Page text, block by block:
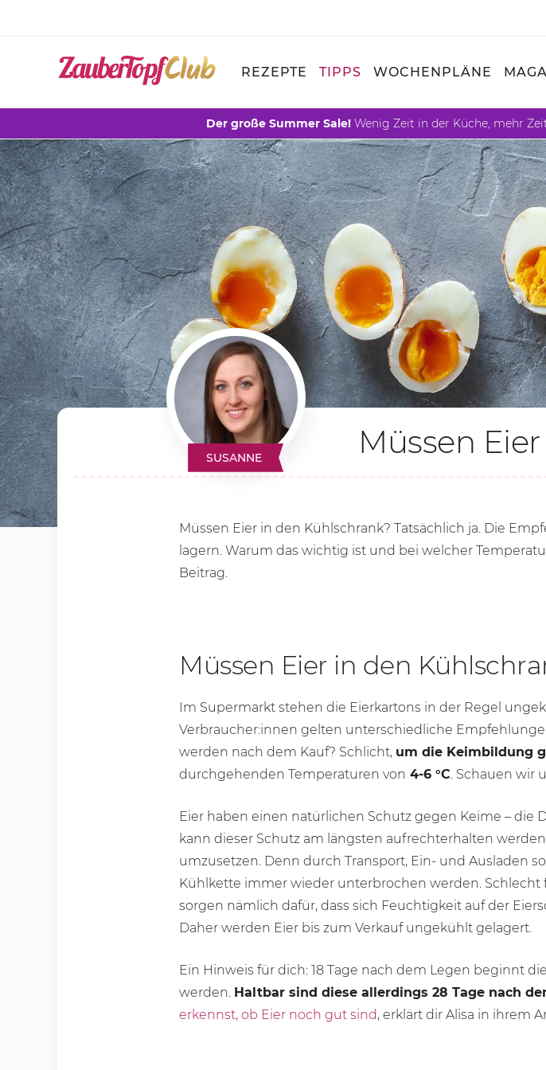
REZEPTE TIPPS WOCHENPLÄNE
Der große Summer Sale! Wenig Zeit in der Küche, mehr
SUSANNE Müssen
Müssen Eier in den Kühlschrank? Tatsächlich ja. Die
lagern. Warum das wichtig ist und bei welcher
Beitrag.
Müssen Eier in den
Im Supermarkt stehen die Eierkartons in der Regel
Verbraucher:innen gelten unterschiedliche
werden nach dem Kauf? Schlicht, um die Keimbildung
durchgehenden Temperaturen von 4-6 °C . Schauen wir
Eier haben einen natürlichen Schutz gegen Keime –
kann dieser Schutz am längsten aufrechterhalten
umzusetzen. Denn durch Transport, Ein- und Ausladen
Kühlkette immer wieder unterbrochen werden.
sorgen nämlich dafür, dass sich Feuchtigkeit auf der
Daher werden Eier bis zum Verkauf ungekühlt gelagert.
Ein Hinweis für dich: 18 Tage nach dem Legen beginnt
werden. Haltbar sind diese allerdings 28 Tage nach
erkennst, ob Eier noch gut sind, erklärt dir Alisa in ihrem